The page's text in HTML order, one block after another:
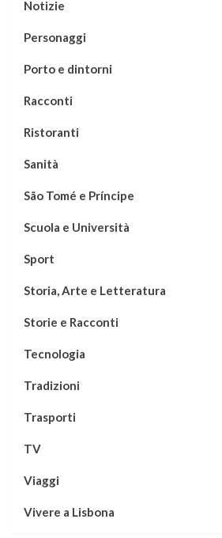
Notizie
Personaggi
Porto e dintorni
Racconti
Ristoranti
Sanità
São Tomé e Príncipe
Scuola e Università
Sport
Storia, Arte e Letteratura
Storie e Racconti
Tecnologia
Tradizioni
Trasporti
TV
Viaggi
Vivere a Lisbona